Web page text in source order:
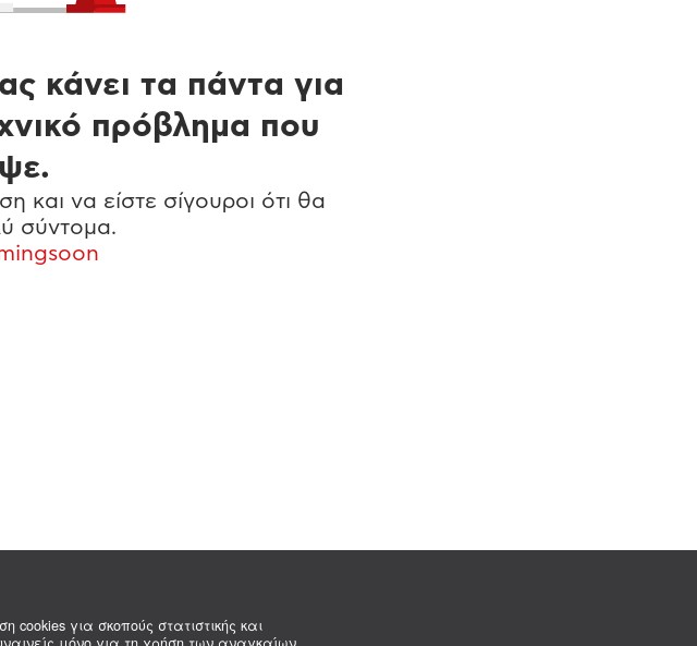
cookies για σκοπούς στατιστικής και
κάνει τα πάντα για
πρόβλημα που
και να είστε σίγουροι ότι θα
σύντομα.